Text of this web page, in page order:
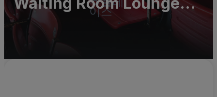
이스
Parking Lots